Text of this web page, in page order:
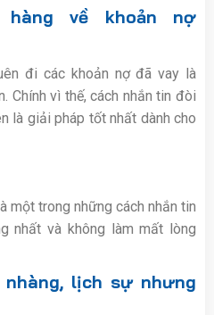
hàng về khoản nợ
đi các khoản nợ đã vay là
Chính vì thế, cách nhắn tin đòi
là giải pháp tốt nhất dành cho
một trong những cách nhắn tin
nhất và không làm mất lòng
lịch sự nhưng